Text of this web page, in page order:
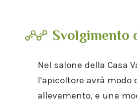
Svolgimento
Nel salone della Casa
l’apicoltore avrà
allevamento, e una